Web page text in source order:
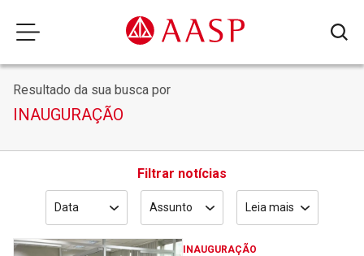
Resultado da sua busca por
INAUGURAÇÃO
Filtrar notícias
Data Assunto Leia mais
INAUGURAÇÃO